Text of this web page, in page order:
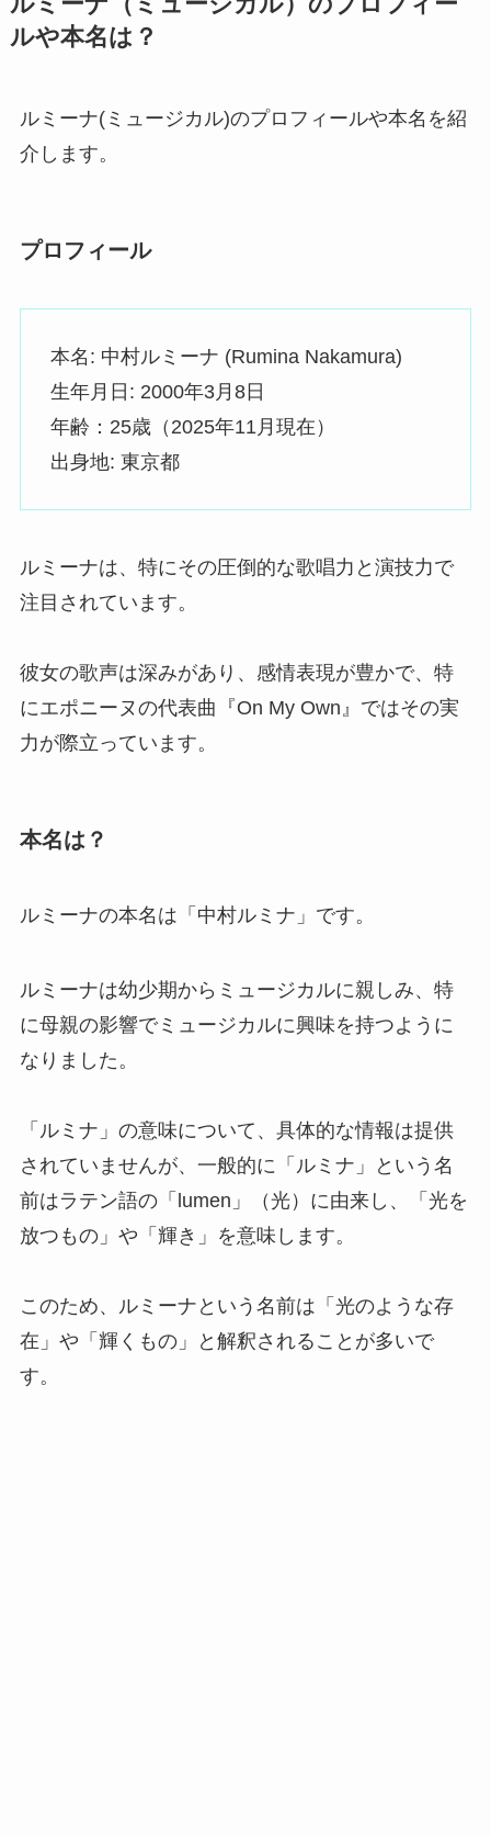
ルや本名は？
ルミーナ(ミュージカル)のプロフィールや本名を紹
介します。
プロフィール
本名: 中村ルミーナ (Rumina Nakamura)
生年月日: 2000年3月8日
年齢：25歳（2025年11月現在）
出身地: 東京都
ルミーナは、特にその圧倒的な歌唱力と演技力で
注目されています。
彼女の歌声は深みがあり、感情表現が豊かで、特
にエポニーヌの代表曲『On My Own』ではその実
力が際立っています。
本名は？
ルミーナの本名は「中村ルミナ」です。
ルミーナは幼少期からミュージカルに親しみ、特
に母親の影響でミュージカルに興味を持つように
なりました。
「ルミナ」の意味について、具体的な情報は提供
されていませんが、一般的に「ルミナ」という名
前はラテン語の「lumen」（光）に由来し、「光を
放つもの」や「輝き」を意味します。
このため、ルミーナという名前は「光のような存
在」や「輝くもの」と解釈されることが多いで
す。